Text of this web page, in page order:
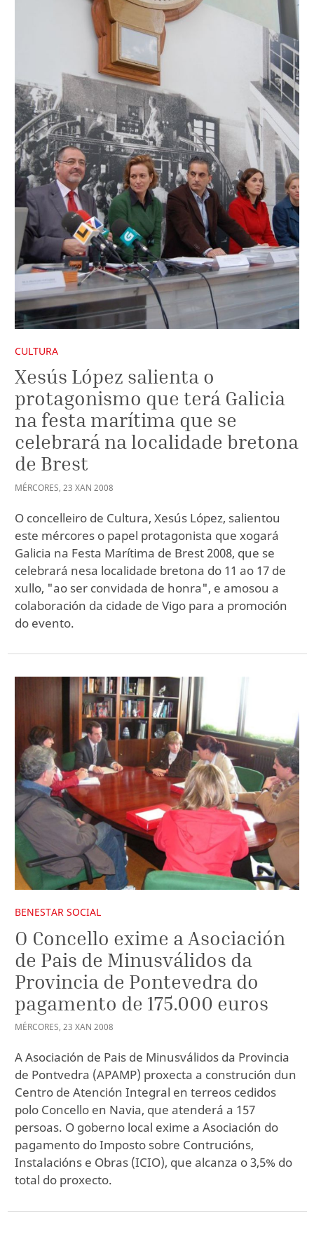
CULTURA
Xesús López salienta o
protagonismo que terá Galicia
na festa marítima que se
celebrará na localidade bretona
de Brest
MÉRCORES, 23 XAN 2008
O concelleiro de Cultura, Xesús López, salientou
este mércores o papel protagonista que xogará
Galicia na Festa Marítima de Brest 2008, que se
celebrará nesa localidade bretona do 11 ao 17 de
xullo, "ao ser convidada de honra", e amosou a
colaboración da cidade de Vigo para a promoción
do evento.
BENESTAR SOCIAL
O Concello exime a Asociación
de Pais de Minusválidos da
Provincia de Pontevedra do
pagamento de 175.000 euros
MÉRCORES, 23 XAN 2008
A Asociación de Pais de Minusválidos da Provincia
de Pontvedra (APAMP) proxecta a construción dun
Centro de Atención Integral en terreos cedidos
polo Concello en Navia, que atenderá a 157
persoas. O goberno local exime a Asociación do
pagamento do Imposto sobre Contrucións,
Instalacións e Obras (ICIO), que alcanza o 3,5% do
total do proxecto.